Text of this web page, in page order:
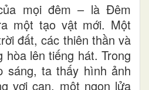
mọi đêm – là Đêm
một tạo vật mới. Một
đất, các thiên thần và
hòa lên tiếng hát. Trong
sáng, ta thấy hình ảnh
vơi cạn, một ngọn lửa